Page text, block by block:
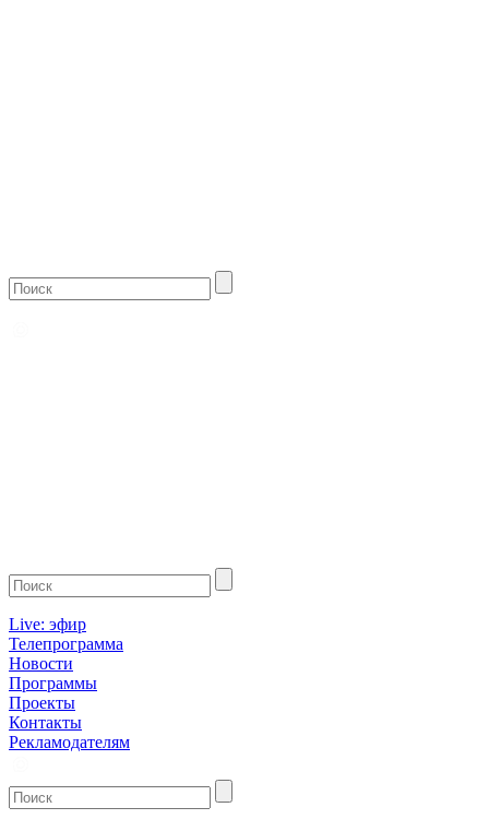
Live: эфир
Телепрограмма
Новости
Программы
Проекты
Контакты
Рекламодателям